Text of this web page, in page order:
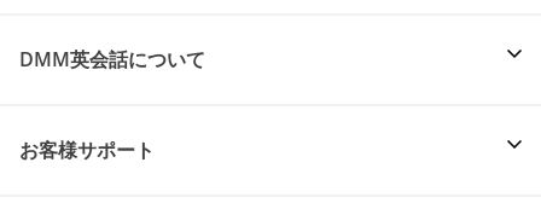
DMM英会話について
お客様サポート